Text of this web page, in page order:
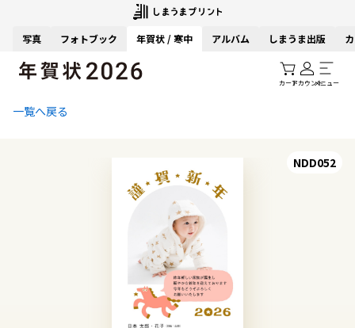
写真 フォトブック 年賀状 / 寒中 アルバム しまうま出版
カートアカウントメニュー
一覧へ戻る
NDD052